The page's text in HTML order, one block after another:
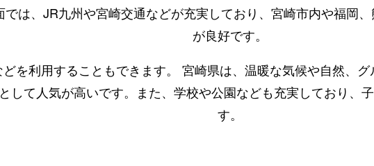
は、JR九州や宮崎交通などが充実しており、宮崎市内や福岡
が良好です。
を利用することもできます。 宮崎県は、温暖な気候や自然、
して人気が高いです。また、学校や公園なども充実しており、
す。